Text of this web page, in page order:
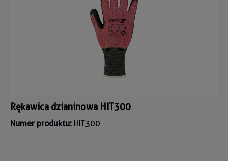
Rękawica dzianinowa HIT300
Numer produktu: HIT300